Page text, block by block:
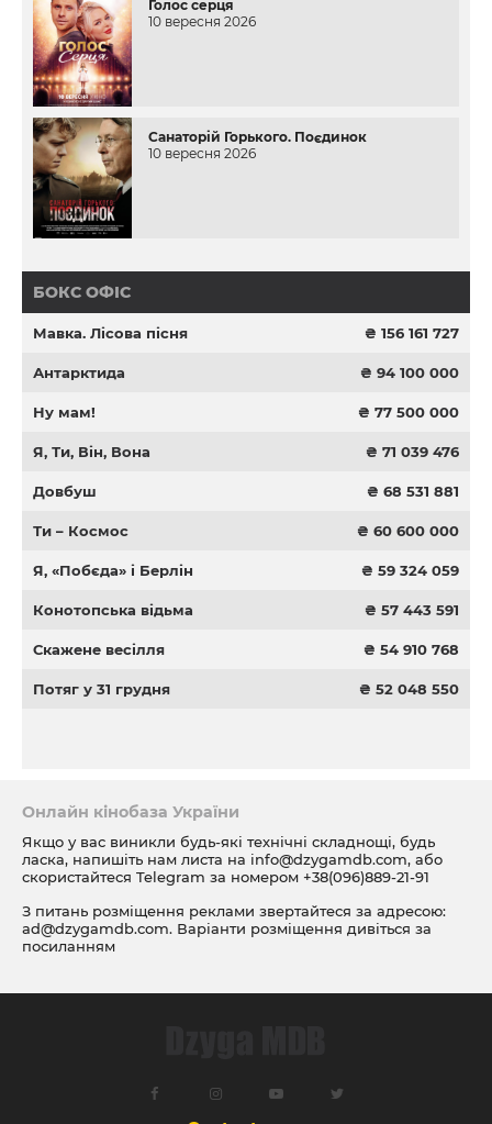
Голос серця
10 вересня 2026
Санаторій Горького. Поєдинок
10 вересня 2026
БОКС ОФІС
Мавка. Лісова пісня ₴ 156 161 727
Антарктида ₴ 94 100 000
Ну мам! ₴ 77 500 000
Я, Ти, Він, Вона ₴ 71 039 476
Довбуш ₴ 68 531 881
Ти – Космос ₴ 60 600 000
Я, «Побєда» і Берлін ₴ 59 324 059
Конотопська відьма ₴ 57 443 591
Скажене весілля ₴ 54 910 768
Потяг у 31 грудня ₴ 52 048 550
Онлайн кінобаза України
Якщо у вас виникли будь-які технічні складнощі, будь
ласка, напишіть нам листа на info@dzygamdb.com, або
скористайтеся Telegram за номером +38(096)889-21-91
З питань розміщення реклами звертайтеся за адресою:
ad@dzygamdb.com. Варіанти розміщення дивіться за
посиланням